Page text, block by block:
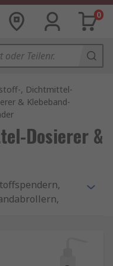
0
, Dichtmittel-
& Klebeband-
Dosierer &